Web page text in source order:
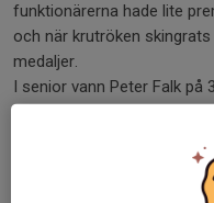
funktionärerna hade lite
och när krutröken
medaljer.
I senior vann Peter Falk på
Harestad, och trea blev
Veteranmästare blev Bo
Anders Andersson, Hålta,